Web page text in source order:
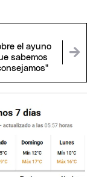
el ayuno
sabemos